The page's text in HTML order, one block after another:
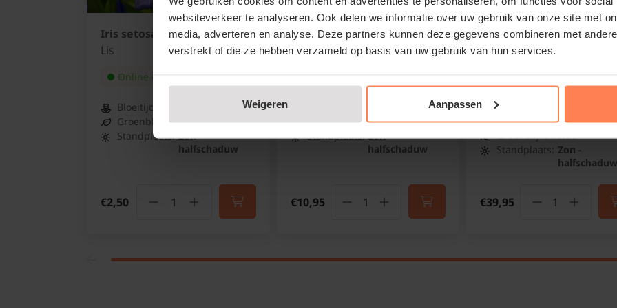
websiteverkeer te analyseren. Ook delen we informatie over uw gebruik van onze site met
media, adverteren en analyse. Deze partners kunnen deze gegevens combineren met
verstrekt of die ze hebben verzameld op basis van uw gebruik van hun services.
Weigeren Aanpassen
Iris setosa
Lis
Online op voorraad
Bloeitijd:
Groenblijvend:Nee
Standplaats: Zon -
halfschaduw
€2,50
Viburnum plicatum 'Shasta'
Sneeuwbal
Groenblijvend:Nee
Standplaats: Zon -
halfschaduw
€10,95
Viburnum plicatum
'Watanabe' - XL
Online op voorraad
Bloeitijd:
Juni -
Groenblijvend:Nee
Standplaats: Zon -
halfschaduw
€39,95